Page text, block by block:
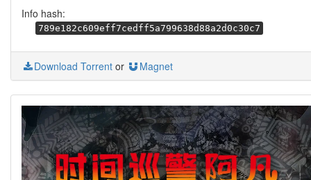
Info hash:
789e182c609eff7cedff5a799638d88a2d0c30c7
Download Torrent or Magnet